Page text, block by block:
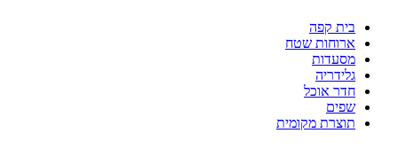
בית קפה
ארוחות שטח
מסעדות
גלידריה
חדר אוכל
שפים
תוצרת מקומית